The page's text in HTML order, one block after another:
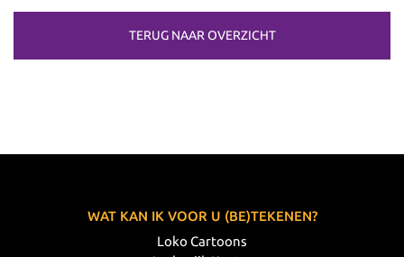
TERUG NAAR OVERZICHT
WAT KAN IK VOOR U (BE)TEKENEN?
Loko Cartoons